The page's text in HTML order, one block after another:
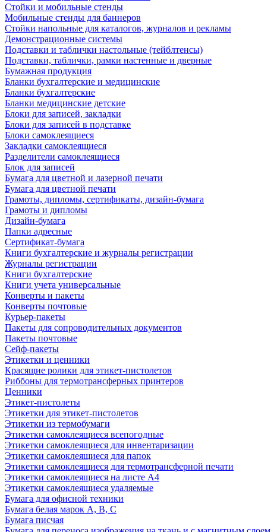
Стойки и мобильные стенды
Мобильные стенды для баннеров
Стойки напольные для каталогов, журналов и рекламы
Демонстрационные системы
Подставки и таблички настольные (тейблтенсы)
Подставки, таблички, рамки настенные и дверные
Бумажная продукция
Бланки бухгалтерские и медицинские
Бланки бухгалтерские
Бланки медицинские детские
Блоки для записей, закладки
Блоки для записей в подставке
Блоки самоклеящиеся
Закладки самоклеящиеся
Разделители самоклеящиеся
Блок для записей
Бумага для цветной и лазерной печати
Бумага для цветной печати
Грамоты, дипломы, сертификаты, дизайн-бумага
Грамоты и дипломы
Дизайн-бумага
Папки адресные
Сертификат-бумага
Книги бухгалтерские и журналы регистрации
Журналы регистрации
Книги бухгалтерские
Книги учета универсальные
Конверты и пакеты
Конверты почтовые
Курьер-пакеты
Пакеты для сопроводительных документов
Пакеты почтовые
Сейф-пакеты
Этикетки и ценники
Красящие ролики для этикет-пистолетов
Риббоны для термотрансферных принтеров
Ценники
Этикет-пистолеты
Этикетки для этикет-пистолетов
Этикетки из термобумаги
Этикетки самоклеящиеся всепогодные
Этикетки самоклеящиеся для инвентаризации
Этикетки самоклеящиеся для папок
Этикетки самоклеящиеся для термотрансферной печати
Этикетки самоклеящиеся на листе А4
Этикетки самоклеящиеся удаляемые
Бумага для офисной техники
Бумага белая марок А, В, С
Бумага писчая